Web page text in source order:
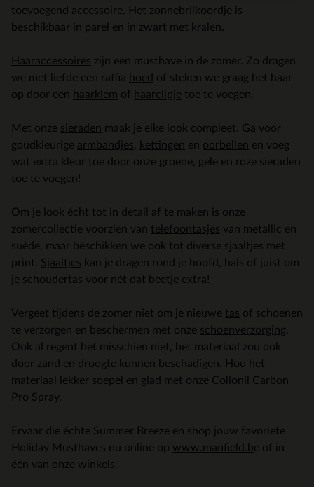
toevoegend accessoire . Het zonnebrilkoordje is
beschikbaar in parel en in zwart met kralen.
Haaraccessoires zijn een musthave in de zomer. Zo dragen
we met liefde een raffia hoed of steken we graag het haar
op door een haarklem of haarclipje toe te voegen.
Met onze sieraden maak je elke look compleet. Ga voor
goudkleurige armbandjes kettingen en oorbellen en voeg
wat extra kleur toe door onze groene, gele en roze sieraden
toe te voegen!
Om je look écht tot in detail af te maken is onze
zomercollectie voorzien van telefoontasjes van metallic en
suède, maar beschikken we ook tot diverse sjaaltjes met
print. Sjaaltjes kan je dragen rond je hoofd, hals of juist om
je schoudertas voor nét dat beetje extra!
Vergeet tijdens de zomer niet om je nieuwe tas of schoenen
te verzorgen en beschermen met onze schoenverzorging
Ook al regent het misschien niet, het materiaal zou ook
door zand en droogte kunnen beschadigen. Hou het
materiaal lekker soepel en glad met onze Collonil Carbon
Pro Spray.
Ervaar die échte Summer Breeze en shop jouw favoriete
Holiday Musthaves nu online op www.manfield.be of in
één van onze winkels.